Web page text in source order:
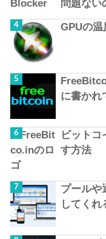
問題ない
GPUの
に書かれ
ビット
す方法
プールや
してく